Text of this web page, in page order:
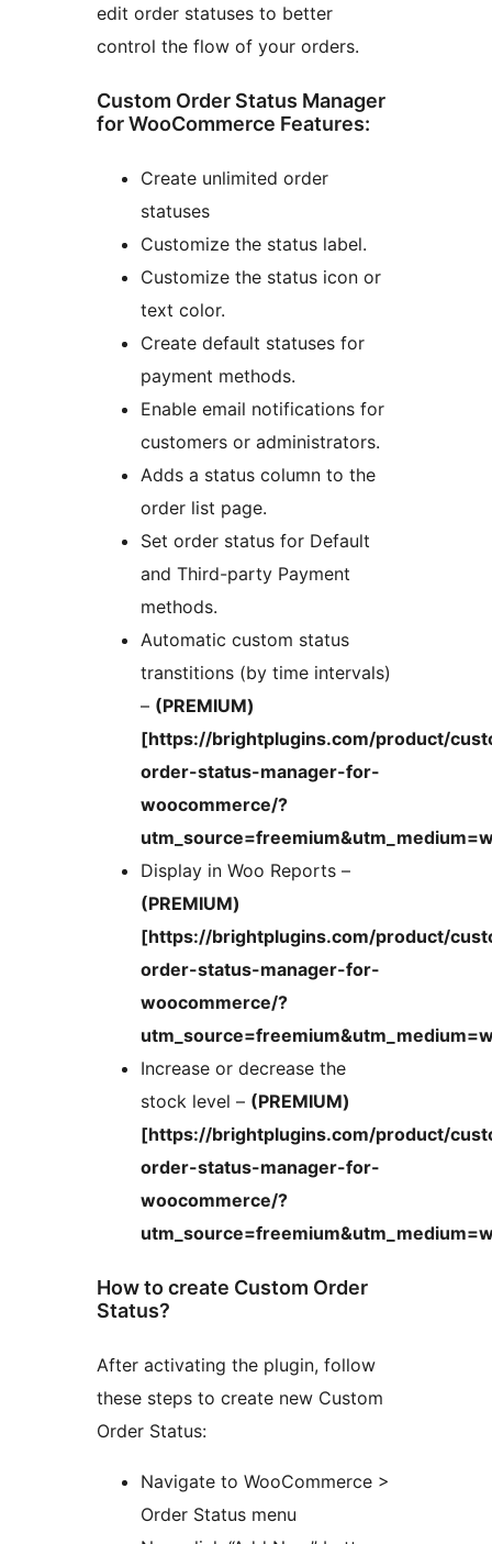
edit order statuses to better
control the flow of your orders.
Custom Order Status Manager
for WooCommerce Features:
Create unlimited order
statuses
Customize the status label.
Customize the status icon or
text color.
Create default statuses for
payment methods.
Enable email notifications for
customers or administrators.
Adds a status column to the
order list page.
Set order status for Default
and Third-party Payment
methods.
Automatic custom status
transtitions (by time intervals)
– (PREMIUM)
[https://brightplugins.com/product/
order-status-manager-for-
woocommerce/?
Display in Woo Reports –
(PREMIUM)
[https://brightplugins.com/product/
order-status-manager-for-
woocommerce/?
Increase or decrease the
stock level – (PREMIUM)
[https://brightplugins.com/product/
order-status-manager-for-
woocommerce/?
How to create Custom Order
Status?
After activating the plugin, follow
these steps to create new Custom
Order Status:
Navigate to WooCommerce >
Order Status menu